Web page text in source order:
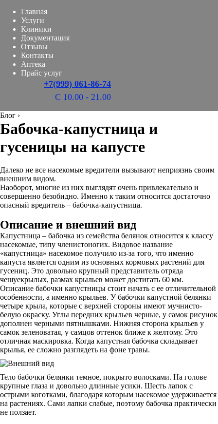
Главная
Услуги
Клиники
Документация
Отзывы
Контакты
Аптека
Прайс услуг
+7(999) 061-86-74
С 10.00 - 21.00
Блог ›
Бабочка-капустница и
гусеницы на капусте
Далеко не все насекомые вредители вызывают неприязнь своим
внешним видом.
Наоборот, многие из них выглядят очень привлекательно и
совершенно безобидно. Именно к таким относится достаточно
опасный вредитель – бабочка-капустница.
Описание и внешний вид
Капустница – бабочка из семейства белянок относится к классу
насекомые, типу членистоногих. Видовое название
«капустница» насекомое получило из-за того, что именно
капуста является одним из основных кормовых растений для
гусениц. Это довольно крупный представитель отряда
чешуекрылых, размах крыльев может достигать 60 мм.
Описание бабочки капустницы стоит начать с ее отличительной
особенности, а именно крыльев. У бабочки капустной белянки
четыре крыла, которые с верхней стороны имеют мучнисто-
белую окраску. Углы передних крыльев черные, у самок рисунок
дополнен черными пятнышками. Нижняя сторона крыльев у
самок зеленоватая, у самцов оттенок ближе к желтому. Это
отличная маскировка. Когда капустная бабочка складывает
крылья, ее сложно разглядеть на фоне травы.
Тело бабочки белянки темное, покрыто волосками. На голове
крупные глаза и довольно длинные усики. Шесть лапок с
острыми коготками, благодаря которым насекомое удерживается
на растениях. Сами лапки слабые, поэтому бабочка практически
не ползает.